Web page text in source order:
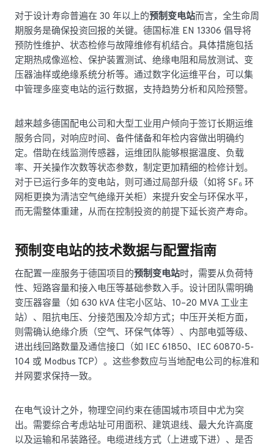
对于设计寿命普遍在 30 年以上的预制变电站而言，全生命周
期服务是确保投资回报的关键。德国标准 EN 13306 倡导将
预防性维护、状态检修与故障维修有机结合。具体措施包括
定期热成像巡检、保护装置测试、绝缘电阻和局放测试、变
压器油样或绝缘系统分析等。通过数字化运维平台，可以集
中管理多座变电站的运行数据，支持趋势分析和风险预警。
越来越多德国配电公司和大型工业用户倾向于签订长期运维
服务合同，对响应时间、备件储备和年检内容做出明确约
定。借助在线监测传感器，运维团队能够根据温度、负载
率、开关操作次数等状态参数，制定更加精细的检修计划。
对于已运行多年的变电站，则可通过局部升级（如将 SF₆ 环
网柜更换为清洁空气绝缘开关柜）来提升安全与环保水平，
而无需整体重建，从而在控制投资的前提下延长资产寿命。
预制变电站的技术数据与配置指南
在配置一座服务于德国项目的预制变电站时，需要从负荷特
性、短路容量和接入电压等基础参数入手。设计团队需明确
变压器容量（如 630 kVA 住宅小区站、10–20 MVA 工业主
站）、阻抗电压、分接范围及冷却方式；中压开关柜方面，
则需确认绝缘介质（空气、环保气体等）、内部电弧等级、
进出线回路数量及通信接口（如 IEC 61850、IEC 60870-5-
104 或 Modbus TCP）。这些参数应与当地配电公司的标准和
并网要求保持一致。
在电气设计之外，物理空间约束在德国城市项目中尤为突
出。需要综合考虑站址可用面积、建筑退线、最大允许高度
以及运输和吊装路径。电缆进线方式（上进或下进）、是否